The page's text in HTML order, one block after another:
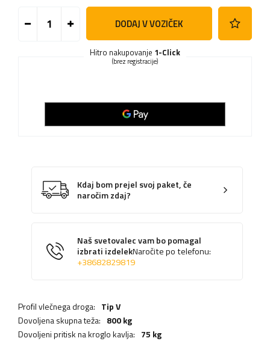
DODAJ V VOZIČEK
Hitro nakupovanje 1-Click
(brez registracije)
Kdaj bom prejel svoj paket, če
naročim zdaj?
Naš svetovalec vam bo pomagal
izbrati izdelekNaročite po telefonu:
+38682829819
Profil vlečnega droga: Tip V
Dovoljena skupna teža: 800 kg
Dovoljeni pritisk na kroglo kavlja: 75 kg